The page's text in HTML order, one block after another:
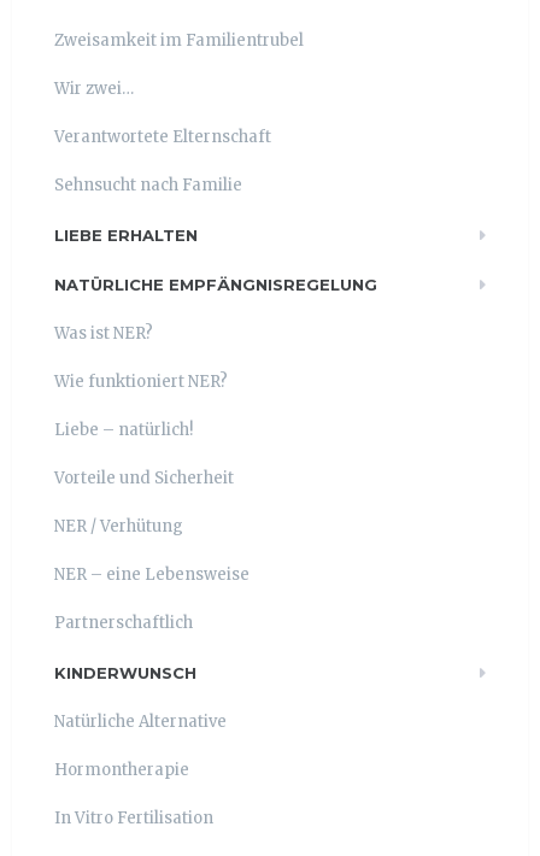
Zweisamkeit im Familientrubel
Wir zwei…
Verantwortete Elternschaft
Sehnsucht nach Familie
LIEBE ERHALTEN
NATÜRLICHE EMPFÄNGNISREGELUNG
Was ist NER?
Wie funktioniert NER?
Liebe – natürlich!
Vorteile und Sicherheit
NER / Verhütung
NER – eine Lebensweise
Partnerschaftlich
KINDERWUNSCH
Natürliche Alternative
Hormontherapie
In Vitro Fertilisation